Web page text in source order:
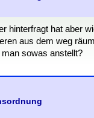
hinterfragt hat aber
aus dem weg
sowas anstellt?